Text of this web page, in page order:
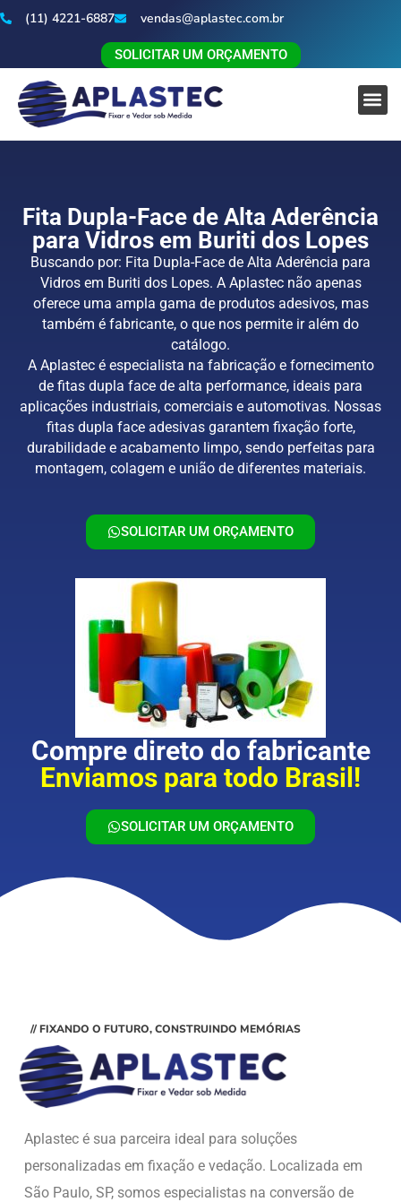
(11) 4221-6887 vendas@aplastec.com.br
SOLICITAR UM ORÇAMENTO
Fita Dupla-Face de Alta Aderência
para Vidros em Buriti dos Lopes
Buscando por: Fita Dupla-Face de Alta Aderência para
Vidros em Buriti dos Lopes. A Aplastec não apenas
oferece uma ampla gama de produtos adesivos, mas
também é fabricante, o que nos permite ir além do
catálogo.
A Aplastec é especialista na fabricação e fornecimento
de fitas dupla face de alta performance, ideais para
aplicações industriais, comerciais e automotivas. Nossas
fitas dupla face adesivas garantem fixação forte,
durabilidade e acabamento limpo, sendo perfeitas para
montagem, colagem e união de diferentes materiais.
SOLICITAR UM ORÇAMENTO
Compre direto do fabricante
Enviamos para todo Brasil!
SOLICITAR UM ORÇAMENTO
// FIXANDO O FUTURO, CONSTRUINDO MEMÓRIAS
Aplastec é sua parceira ideal para soluções
personalizadas em fixação e vedação. Localizada em
São Paulo, SP, somos especialistas na conversão de